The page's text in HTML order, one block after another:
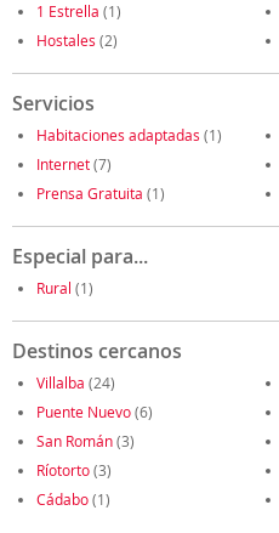
1 Estrella (1)
Hostales (2)
Servicios
Habitaciones adaptadas (1)
Internet(7)
Prensa Gratuita (1)
Especial para...
Rural (1)
Destinos cercanos
Villalba (24)
Puente Nuevo(6)
San Román(3)
Ríotorto(3)
Cádabo(1)